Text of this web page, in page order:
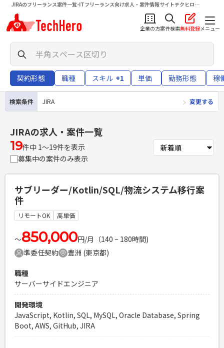
JIRAのフリーランス案件一覧-ITフリーランス向け求人・案件情報サイトテクヒロ
（TechHero）
企業の方案件検索無料登録メニュー
契約形態 職種 スキル +1 単価 勤務形態 稼
検索条件 JIRA 変更する
JIRAの求人・案件一覧
19件中 1〜19件を表示
募集中の案件のみ表示
サブリーダー/Kotlin/SQL/物流システム移行案
件
リモートOK 高単価
〜850,000円/月（140 ~ 180時間)
準委任契約
豊洲 (東京都)
職種
サーバーサイドエンジニア
開発環境
JavaScript, Kotlin, SQL, MySQL, Oracle Database, Spring
Boot, AWS, GitHub, JIRA